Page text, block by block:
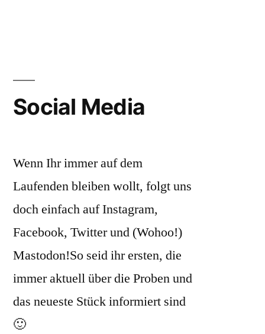
Social Media
Wenn Ihr immer auf dem
Laufenden bleiben wollt, folgt uns
doch einfach auf Instagram,
Facebook, Twitter und (Wohoo!)
Mastodon!So seid ihr ersten, die
immer aktuell über die Proben und
das neueste Stück informiert sind
🙂